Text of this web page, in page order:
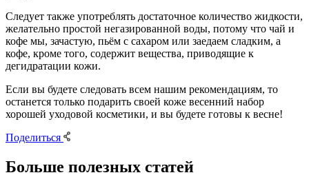
Следует также употреблять достаточное количество жидкости,
желательно простой негазированной воды, потому что чай и
кофе мы, зачастую, пьём с сахаром или заедаем сладким, а
кофе, кроме того, содержит вещества, приводящие к
дегидратации кожи.
Если вы будете следовать всем нашим рекомендациям, то
останется только подарить своей коже весенний набор
хорошей уходовой косметики, и вы будете готовы к весне!
Поделиться
Больше полезных статей